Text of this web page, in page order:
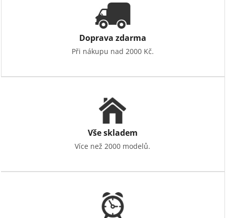
Doprava zdarma
Při nákupu nad 2000 Kč.
Vše skladem
Více než 2000 modelů.